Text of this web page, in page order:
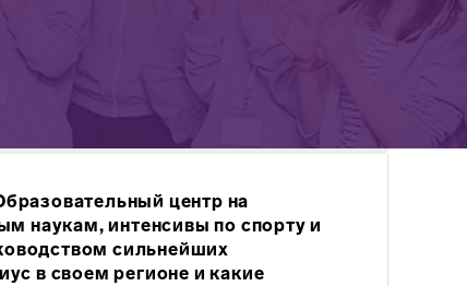
центр на
наукам, интенсивы по спорту и
сильнейших
в своем регионе и какие